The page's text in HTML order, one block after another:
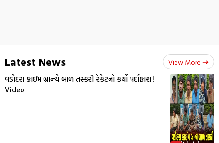
Latest News View More
વડોદરા ક્રાઇમ બ્રાન્ચે બાળ તસ્કરી રેકેટનો કર્યો પર્દાફાશ !
Video